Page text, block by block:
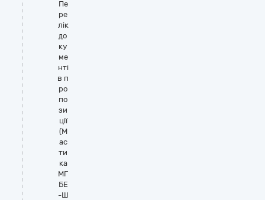
Пе
ре
лік
до
ку
ме
нті
в п
ро
по
зи
ції
(М
ас
ти
ка
МГ
БЕ
-Ш